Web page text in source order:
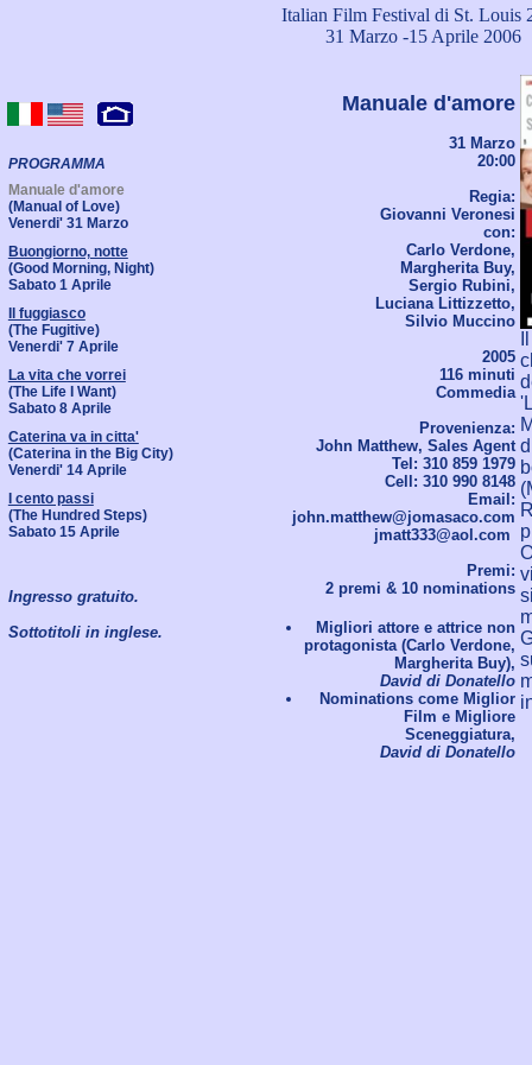
Italian Film Festival di St. Louis
31 Marzo -15 Aprile 2006
PROGRAMMA
Manuale d'amore
(Manual of Love)
Venerdi' 31 Marzo
Buongiorno, notte
(Good Morning, Night)
Sabato 1 Aprile
Il fuggiasco
(The Fugitive)
Venerdi' 7 Aprile
La vita che vorrei
(The Life I Want)
Sabato 8 Aprile
Caterina va in citta'
(Caterina in the Big City)
Venerdi' 14 Aprile
I cento passi
(The Hundred Steps)
Sabato 15 Aprile
Ingresso gratuito.
Sottotitoli in inglese.
Manuale d'amore
31 Marzo
20:00
Regia:
Giovanni Veronesi
con:
Carlo Verdone,
Margherita Buy,
Sergio Rubini,
Luciana Littizzetto,
Silvio Muccino
2005
116 minuti
Commedia
Provenienza:
John Matthew, Sales Agent
Tel: 310 859 1979
Cell: 310 990 8148
Email:
john.matthew@jomasaco.com
jmatt333@aol.com
Premi:
2 premi & 10 nominations
Migliori attore e attrice non
protagonista (Carlo Verdone,
Margherita Buy),
David di Donatello
Nominations come Miglior
Film e Migliore
Sceneggiatura,
David di Donatello